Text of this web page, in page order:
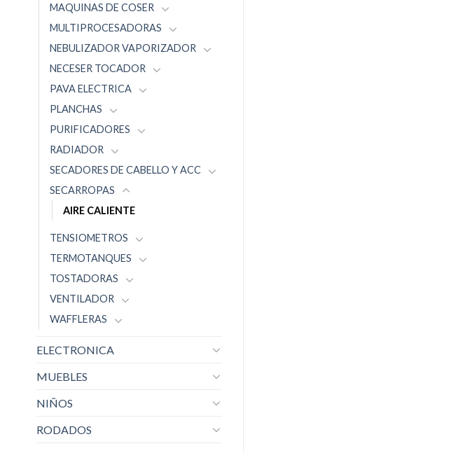
MAQUINAS DE COSER
MULTIPROCESADORAS
NEBULIZADOR VAPORIZADOR
NECESER TOCADOR
PAVA ELECTRICA
PLANCHAS
PURIFICADORES
RADIADOR
SECADORES DE CABELLO Y ACC
SECARROPAS
AIRE CALIENTE
TENSIOMETROS
TERMOTANQUES
TOSTADORAS
VENTILADOR
WAFFLERAS
ELECTRONICA
MUEBLES
NIÑOS
RODADOS